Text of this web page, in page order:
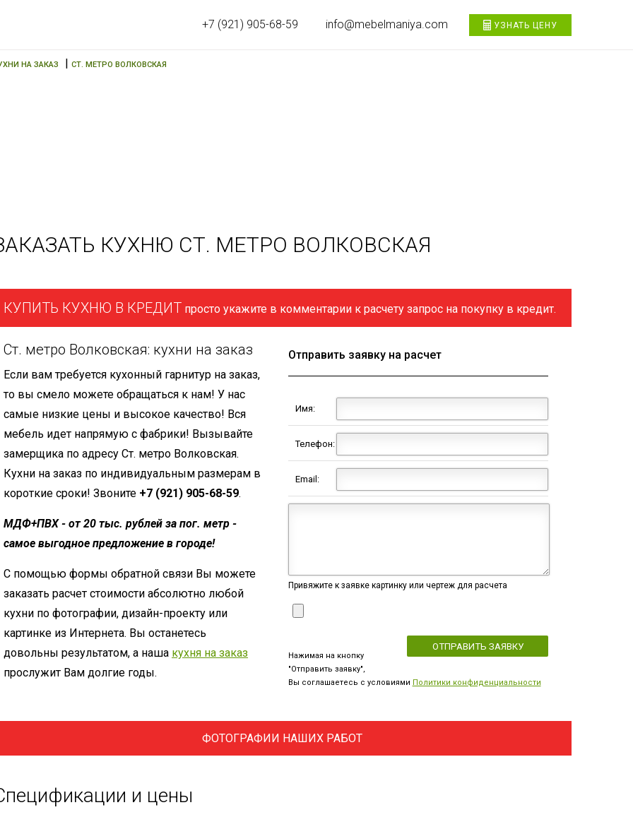
+7 (921) 905-68-59 info@mebelmaniya.com УЗНАТЬ ЦЕНУ
НА ЗАКАЗ | СТ. МЕТРО ВОЛКОВСКАЯ
КУХНЮ СТ. МЕТРО ВОЛКОВСКАЯ
КУПИТЬ КУХНЮ В КРЕДИТ просто укажите в комментарии к расчету запрос на покупку в кредит.
Ст. метро Волковская: кухни на заказ
Если вам требуется кухонный гарнитур на заказ,
то вы смело можете обращаться к нам! У нас
самые низкие цены и высокое качество! Вся
мебель идет напрямую с фабрики! Вызывайте
замерщика по адресу Ст. метро Волковская.
Кухни на заказ по индивидуальным размерам в
короткие сроки! Звоните +7 (921) 905-68-59.
МДФ+ПВХ - от 20 тыс. рублей за пог. метр -
самое выгодное предложение в городе!
С помощью формы обратной связи Вы можете
заказать расчет стоимости абсолютно любой
кухни по фотографии, дизайн-проекту или
картинке из Интернета. Вы останетесь
довольны результатом, а наша кухня на заказ
прослужит Вам долгие годы.
Отправить заявку на расчет
Имя:
Телефон:
Email:
Привяжите к заявке картинку или чертеж для расчета
Нажимая на кнопку
"Отправить заявку",
Вы соглашаетесь с условиями Политики конфиденциальности
ФОТОГРАФИИ НАШИХ РАБОТ
и цены